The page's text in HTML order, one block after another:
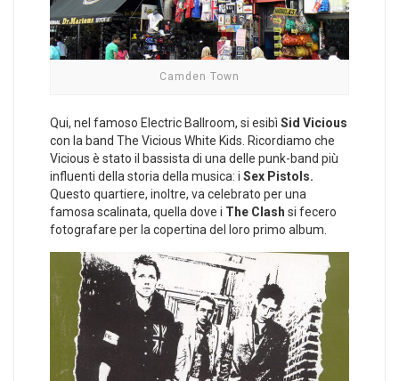
Camden Town
Qui, nel famoso Electric Ballroom, si esibì Sid Vicious
con la band The Vicious White Kids. Ricordiamo che
Vicious è stato il bassista di una delle punk-band più
influenti della storia della musica: i Sex Pistols.
Questo quartiere, inoltre, va celebrato per una
famosa scalinata, quella dove i The Clash si fecero
fotografare per la copertina del loro primo album.